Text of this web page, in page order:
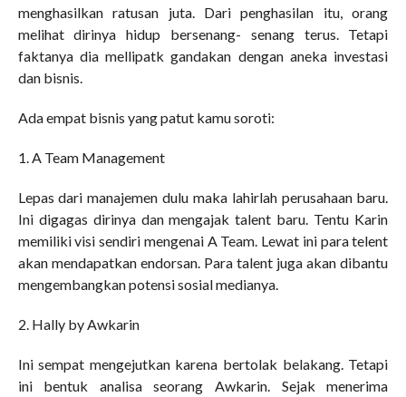
menghasilkan ratusan juta. Dari penghasilan itu, orang
melihat dirinya hidup bersenang- senang terus. Tetapi
faktanya dia mellipatk gandakan dengan aneka investasi
dan bisnis.
Ada empat bisnis yang patut kamu soroti:
1. A Team Management
Lepas dari manajemen dulu maka lahirlah perusahaan baru.
Ini digagas dirinya dan mengajak talent baru. Tentu Karin
memiliki visi sendiri mengenai A Team. Lewat ini para telent
akan mendapatkan endorsan. Para talent juga akan dibantu
mengembangkan potensi sosial medianya.
2. Hally by Awkarin
Ini sempat mengejutkan karena bertolak belakang. Tetapi
ini bentuk analisa seorang Awkarin. Sejak menerima